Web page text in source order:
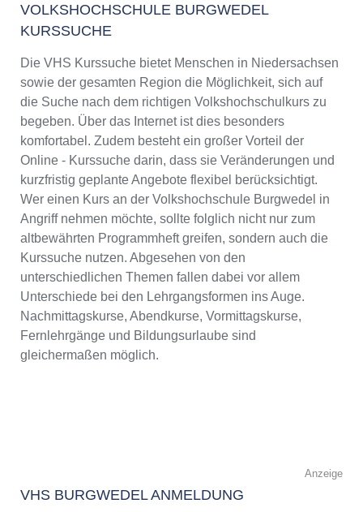
VOLKSHOCHSCHULE BURGWEDEL
KURSSUCHE
Die VHS Kurssuche bietet Menschen in Niedersachsen
sowie der gesamten Region die Möglichkeit, sich auf
die Suche nach dem richtigen Volkshochschulkurs zu
begeben. Über das Internet ist dies besonders
komfortabel. Zudem besteht ein großer Vorteil der
Online - Kurssuche darin, dass sie Veränderungen und
kurzfristig geplante Angebote flexibel berücksichtigt.
Wer einen Kurs an der Volkshochschule Burgwedel in
Angriff nehmen möchte, sollte folglich nicht nur zum
altbewährten Programmheft greifen, sondern auch die
Kurssuche nutzen. Abgesehen von den
unterschiedlichen Themen fallen dabei vor allem
Unterschiede bei den Lehrgangsformen ins Auge.
Nachmittagskurse, Abendkurse, Vormittagskurse,
Fernlehrgänge und Bildungsurlaube sind
gleichermaßen möglich.
Anzeige
VHS BURGWEDEL ANMELDUNG